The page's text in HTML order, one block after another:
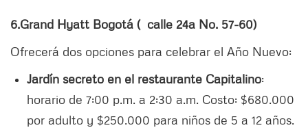
6.Grand Hyatt Bogotá ( calle 24a No. 57-60)
Ofrecerá dos opciones para celebrar el Año Nuevo:
Jardín secreto en el restaurante Capitalino:
horario de 7:00 p.m. a 2:30 a.m. Costo: $680.000
por adulto y $250.000 para niños de 5 a 12 años.